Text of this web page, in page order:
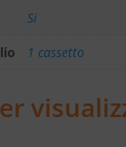
Si
1 cassetto